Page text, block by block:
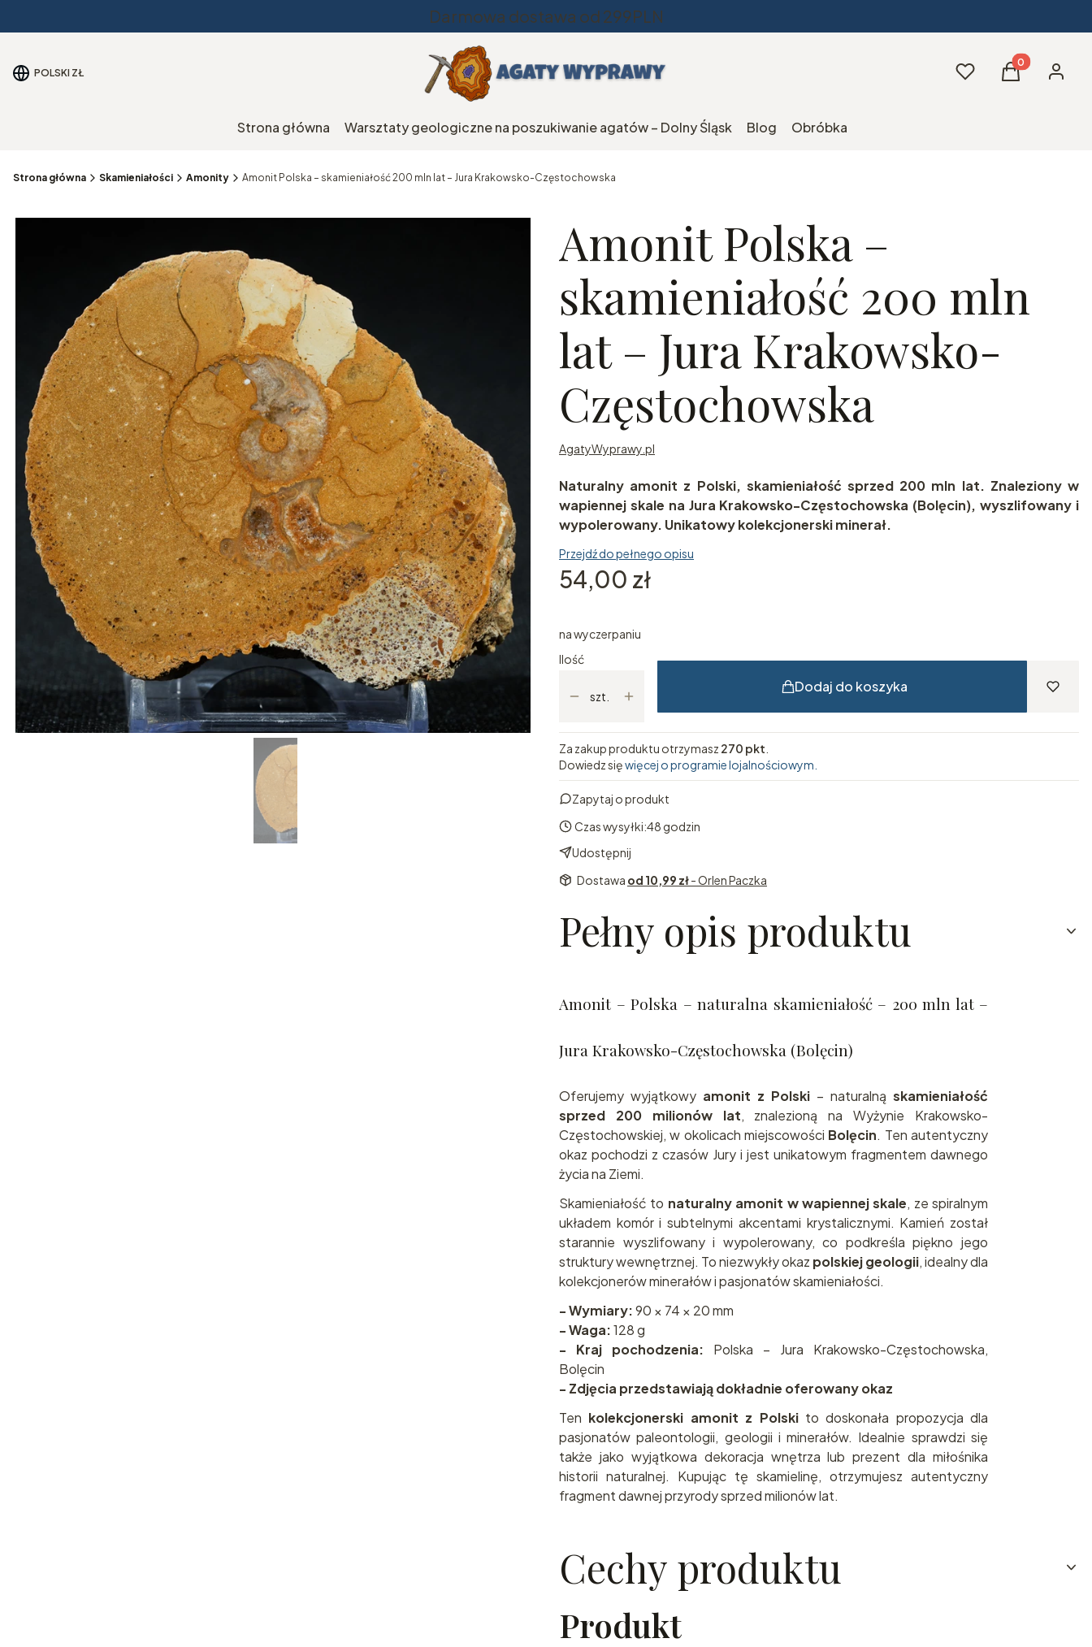
Darmowa dostawa od 299PLN
POLSKI ZŁ UlubioneProdukty w
Koszyk
Strona główna Warsztaty geologiczne na poszukiwanie agatów – Dolny Śląsk Blog Obróbka
Strona główna Skamieniałości Amonity Amonit Polska – skamieniałość 200 mln lat – Jura Krakowsko-Częstochowska
Amonit Polska –
skamieniałość 200 mln
lat – Jura Krakowsko-
Częstochowska
AgatyWyprawy.pl
Naturalny amonit z Polski, skamieniałość sprzed 200 mln lat. Znaleziony w
wapiennej skale na Jura Krakowsko-Częstochowska (Bolęcin), wyszlifowany i
wypolerowany. Unikatowy kolekcjonerski minerał.
Przejdź do pełnego opisu
Cena
54,00 zł
na wyczerpaniu
Ilość
szt.
Dodaj do koszyka
Za zakup produktu otrzymasz 270 pkt
Dowiedz sięwięcej o programie lojalnościowym.
Zapytaj o produkt
Czas wysyłki:48 godzin
Udostępnij
Dostawa od 10,99 zł- Orlen Paczka
Pełny opis produktu
Amonit – Polska – naturalna skamieniałość – 200 mln lat –
Jura Krakowsko-Częstochowska (Bolęcin)
Oferujemy wyjątkowy amonit z Polski – naturalną skamieniałość
sprzed 200 milionów lat, znalezioną na Wyżynie Krakowsko-
Częstochowskiej, w okolicach miejscowości Bolęcin. Ten autentyczny
okaz pochodzi z czasów Jury i jest unikatowym fragmentem dawnego
życia na Ziemi.
Skamieniałość to naturalny amonit w wapiennej skale, ze spiralnym
układem komór i subtelnymi akcentami krystalicznymi. Kamień został
starannie wyszlifowany i wypolerowany, co podkreśla piękno jego
struktury wewnętrznej. To niezwykły okaz polskiej geologii, idealny dla
kolekcjonerów minerałów i pasjonatów skamieniałości.
- Wymiary:90 × 74 × 20 mm
- Waga:128 g
- Kraj pochodzenia: Polska – Jura Krakowsko-Częstochowska,
Bolęcin
- Zdjęcia przedstawiają dokładnie oferowany okaz
Ten kolekcjonerski amonit z Polskito doskonała propozycja dla
pasjonatów paleontologii, geologii i minerałów. Idealnie sprawdzi się
także jako wyjątkowa dekoracja wnętrza lub prezent dla miłośnika
historii naturalnej. Kupując tę skamielinę, otrzymujesz autentyczny
fragment dawnej przyrody sprzed milionów lat.
Cechy produktu
Produkt